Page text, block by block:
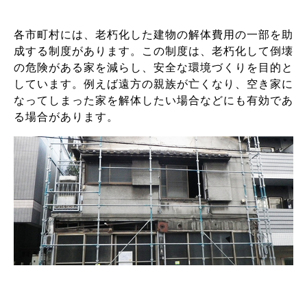
各市町村には、老朽化した建物の解体費用の一部を助
成する制度があります。この制度は、老朽化して倒壊
の危険がある家を減らし、安全な環境づくりを目的と
しています。例えば遠方の親族が亡くなり、空き家に
なってしまった家を解体したい場合などにも有効であ
る場合があります。